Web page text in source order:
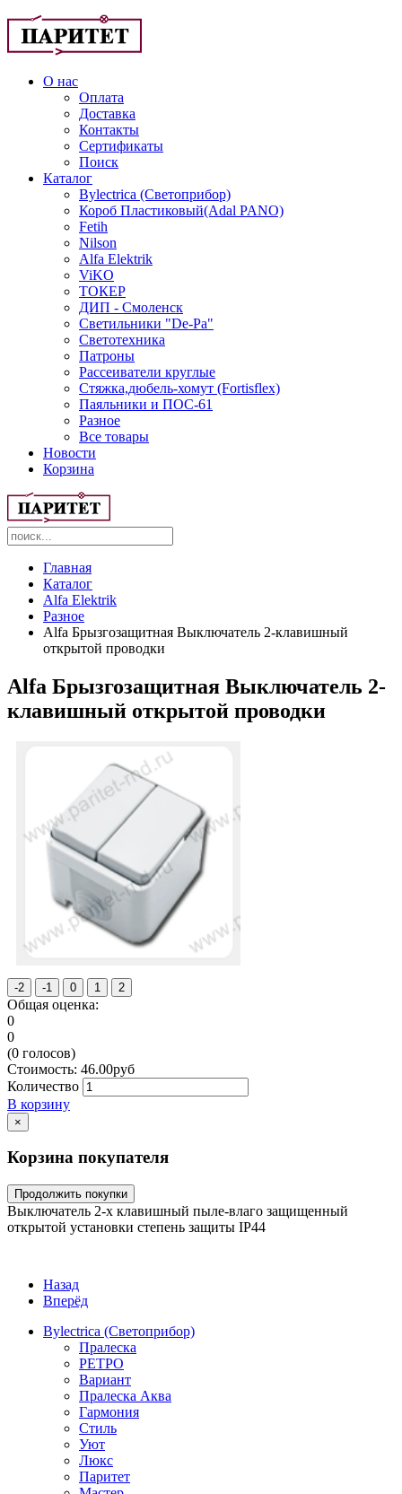
О нас
Оплата
Доставка
Контакты
Сертификаты
Поиск
Каталог
Bylectrica (Светоприбор)
Короб Пластиковый(Adal PANO)
Fetih
Nilson
Alfa Elektrik
ViKO
ТОКЕР
ДИП - Смоленск
Светильники "De-Pa"
Светотехника
Патроны
Рассеиватели круглые
Стяжка,дюбель-хомут (Fortisflex)
Паяльники и ПОС-61
Разное
Все товары
Новости
Корзина
Главная
Каталог
Alfa Elektrik
Разное
Alfa Брызгозащитная Выключатель 2-клавишный
открытой проводки
Alfa Брызгозащитная Выключатель 2-
клавишный открытой проводки
Общая оценка:
0
0
(0 голосов)
Стоимость: 46.00руб
Количество
В корзину
×
Корзина покупателя
Продолжить покупки
Выключатель 2-х клавишный пыле-влаго защищенный
открытой установки степень защиты IP44
Назад
Вперёд
Bylectrica (Светоприбор)
Пралеска
РЕТРО
Вариант
Пралеска Аква
Гармония
Стиль
Уют
Люкс
Паритет